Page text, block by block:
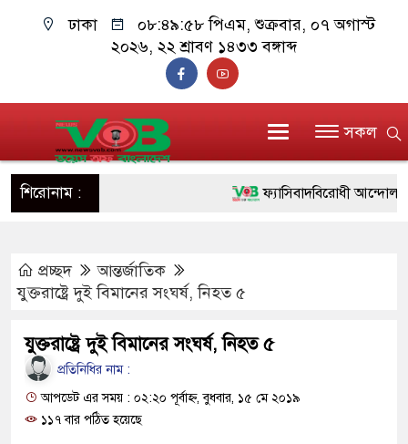
ঢাকা ০৮:৪৯:৫৮ পিএম, শুক্রবার, ০৭ অগাস্ট
২০২৬, ২২ শ্রাবণ ১৪৩৩ বঙ্গাব্দ
সকল
শিরোনাম : ফ্যাসিবাদবিরোধী আন্দোলনে
উদ্ধার
প্রচ্ছদ
আন্তর্জাতিক
যুক্তরাষ্ট্রে দুই বিমানের সংঘর্ষ, নিহত ৫
যুক্তরাষ্ট্রে দুই বিমানের সংঘর্ষ, নিহত ৫
প্রতিনিধির নাম :
আপডেট এর সময় : ০২:২০ পূর্বাহ্ন, বুধবার, ১৫ মে ২০১৯
১১৭ বার পঠিত হয়েছে